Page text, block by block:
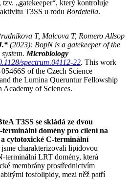
„gatekeeper“, který kontroluje
T3SS u rodu Bordetella.
T, Malcova T, Romero Allsop
(2023): BopN is a gatekeeper of the
Microbiology
spectrum.04112-22. This work
of the Czech Science
the Lumina Queruntur Fellowship
of Sciences.
T3SS se skládá ze dvou
domény pro cílení na
cytotoxické C-terminální
charakterizovali lipidovou
terminální LRT domény, která
membrány prostřednictvím
fosfolipidy, mezi něž patří